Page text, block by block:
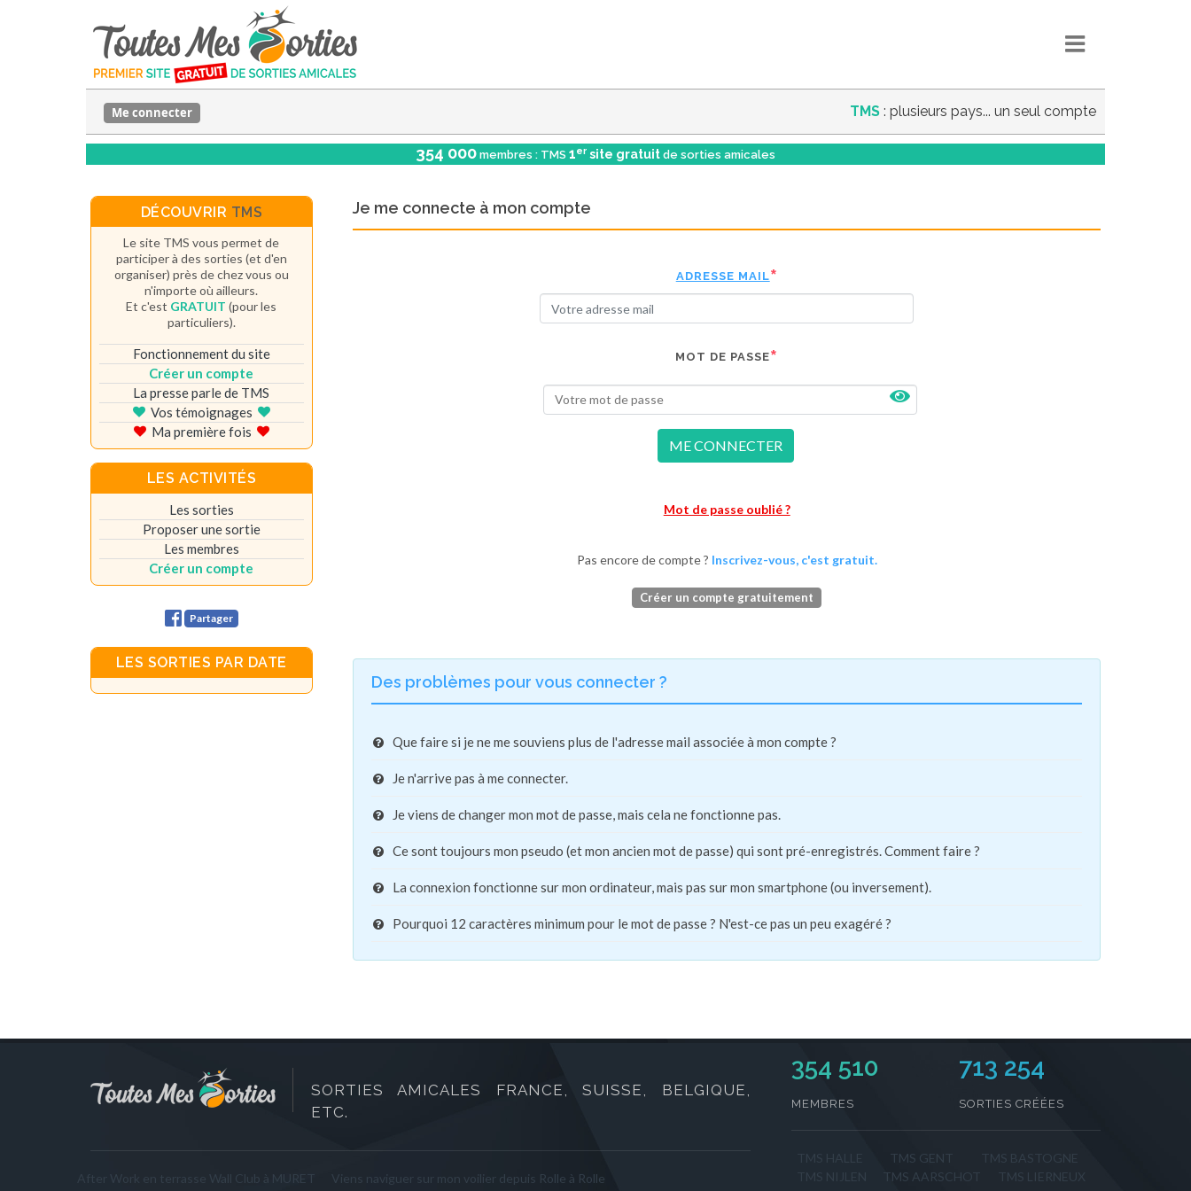
TMS : plusieurs pays... un seul compte
Me connecter
354 000 membres : TMS 1er site gratuit de sorties amicales
Je me connecte à mon compte
ADRESSE MAIL
MOT DE PASSE
ME CONNECTER
Mot de passe oublié ?
Pas encore de compte ? Inscrivez-vous, c'est gratuit.
Créer un compte gratuitement
Des problèmes pour vous connecter ?
Que faire si je ne me souviens plus de l'adresse mail associée à mon compte ?
Je n'arrive pas à me connecter.
Je viens de changer mon mot de passe, mais cela ne fonctionne pas.
Ce sont toujours mon pseudo (et mon ancien mot de passe) qui sont pré-enregistrés. Comment faire ?
La connexion fonctionne sur mon ordinateur, mais pas sur mon smartphone (ou inversement).
Pourquoi 12 caractères minimum pour le mot de passe ? N'est-ce pas un peu exagéré ?
DÉCOUVRIR TMS
Le site TMS vous permet de
participer à des sorties (et d'en
organiser) près de chez vous ou
n'importe où ailleurs.
Et c'est GRATUIT (pour les
particuliers).
Fonctionnement du site
Créer un compte
La presse parle de TMS
Vos témoignages
Ma première fois
LES ACTIVITÉS
Les sorties
Proposer une sortie
Les membres
Créer un compte
Partager
LES SORTIES PAR DATE
SORTIES AMICALES FRANCE, SUISSE, BELGIQUE,
ETC.
After Work en terrasse Wall Club à MURET
Viens naviguer sur mon voilier depuis Rolle à Rolle
354 510
MEMBRES
713 254
SORTIES CRÉÉES
TMS GENT
TMS BASTOGNE
TMS AARSCHOT
TMS LIERNEUX